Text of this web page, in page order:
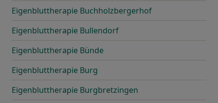
Eigenbluttherapie Buchholzbergerhof
Eigenbluttherapie Bullendorf
Eigenbluttherapie Bünde
Eigenbluttherapie Burg
Eigenbluttherapie Burgbretzingen